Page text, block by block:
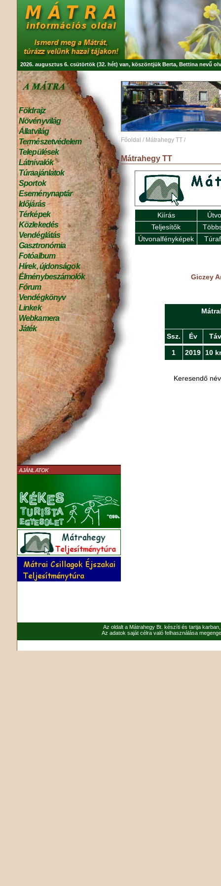
2026. augusztus 6. csütörtök (32. hét) van, köszöntjük Berta, Bettina nevű
Földrajz
Növényvilág
Állatvilág
Természetvédelem
Települések
Látnivalók
Túraajánlatok
Sportok
Eseménynaptár
Időjárás
Térképek
Közlekedés
Vendéglátás
Gasztronómia
Fotóalbum
Hírek, újdonságok
Élménybeszámolók
Fórum
Vendégkönyv
Linkek
Webkamera
Játék
AJÁNLATOK
Főoldal / Mátrahegy TT /
Mátrahegy TT
Kiírás
Teljesítők
Útvonalfényképek
Giczey
Ssz. Év Táv
1 2019 10
Keresendő
Az oldalt a Mátrahegy Bt. készíti és tartja
Az adatok saját célra való felhasználása